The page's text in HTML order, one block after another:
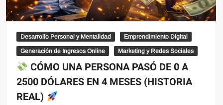
Desarrollo Personal y Mentalidad Emprendimiento Digital
Generación de Ingresos Online Marketing y Redes Sociales
CÓMO UNA PERSONA PASÓ DE 0 A
2500 DÓLARES EN 4 MESES (HISTORIA
REAL)